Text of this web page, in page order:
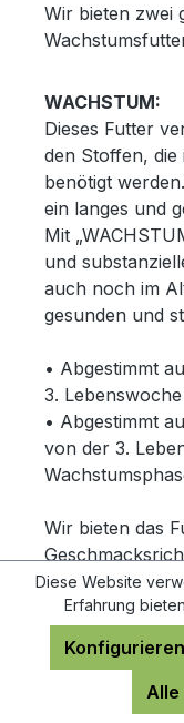
Wir bieten zwei
WACHSTUM:
Dieses Futter
den Stoffen, die
benötigt
ein langes und
Mit
und
auch noch im
gesunden und
• Abgestimmt
3.
• Abgestimmt
von der 3.
Wir bieten das
Diese Website
Erfahrung
Konfigurieren
Alle